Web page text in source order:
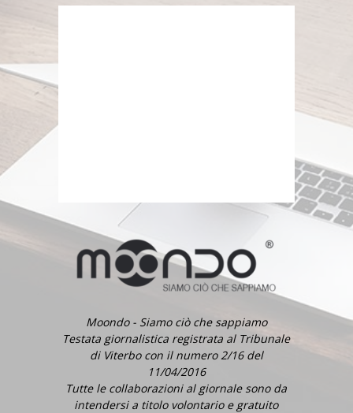
Moondo - Siamo ciò che sappiamo
Testata giornalistica registrata al Tribunale
di Viterbo con il numero 2/16 del
11/04/2016
Tutte le collaborazioni al giornale sono da
intendersi a titolo volontario e gratuito